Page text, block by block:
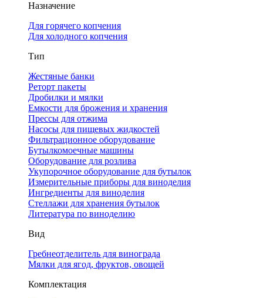
Назначение
Для горячего копчения
Для холодного копчения
Тип
Жестяные банки
Реторт пакеты
Дробилки и мялки
Емкости для брожения и хранения
Прессы для отжима
Насосы для пищевых жидкостей
Фильтрационное оборудование
Бутылкомоечные машины
Оборудование для розлива
Укупорочное оборудование для бутылок
Измерительные приборы для виноделия
Ингредиенты для виноделия
Стеллажи для хранения бутылок
Литература по виноделию
Вид
Гребнеотделитель для винограда
Мялки для ягод, фруктов, овощей
Комплектация